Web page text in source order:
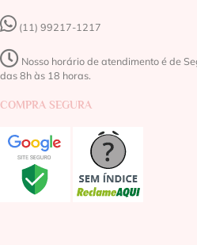
(11) 99217-1217‬
Nosso horário de atendimento é de
das 8h às 18 horas.
COMPRA SEGURA